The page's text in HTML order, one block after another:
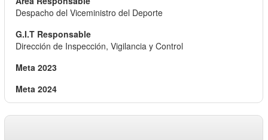
Despacho del Viceministro del Deporte
Dirección de Inspección, Vigilancia y Control